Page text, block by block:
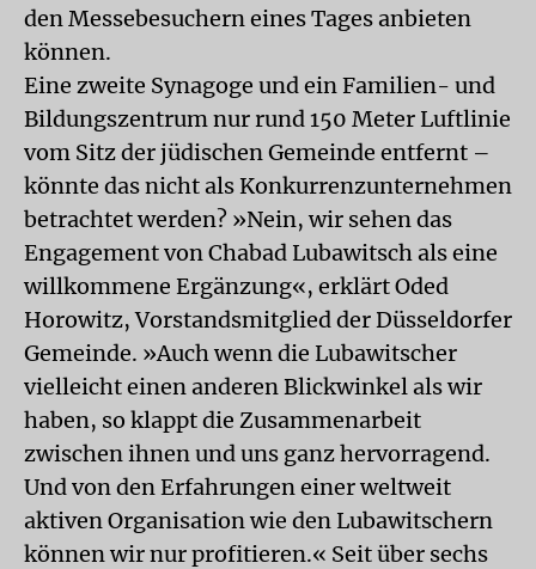
den Messebesuchern eines Tages anbieten
können.
Eine zweite Synagoge und ein Familien- und
Bildungszentrum nur rund 150 Meter Luftlinie
vom Sitz der jüdischen Gemeinde entfernt –
könnte das nicht als Konkurrenzunternehmen
betrachtet werden? »Nein, wir sehen das
Engagement von Chabad Lubawitsch als eine
willkommene Ergänzung«, erklärt Oded
Horowitz, Vorstandsmitglied der Düsseldorfer
Gemeinde. »Auch wenn die Lubawitscher
vielleicht einen anderen Blickwinkel als wir
haben, so klappt die Zusammenarbeit
zwischen ihnen und uns ganz hervorragend.
Und von den Erfahrungen einer weltweit
aktiven Organisation wie den Lubawitschern
können wir nur profitieren.« Seit über sechs